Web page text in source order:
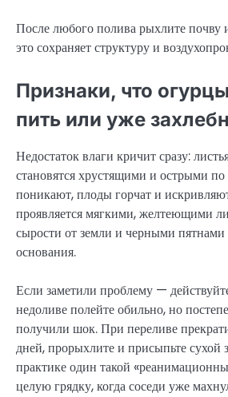
После любого полива рыхлите почву
это сохраняет структуру и
Признаки, что
пить или уже
Недостаток влаги кричит сразу:
становятся хрустящими и острыми по
поникают, плоды горчат и
проявляется мягкими, желтеющими
сырости от земли и черными пятнами
основания.
Если заметили проблему —
недоливе полейте обильно, но
получили шок. При переливе
дней, прорыхлите и присыпьте сухой
практике один такой
целую грядку, когда соседи уже